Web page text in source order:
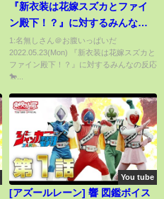
『新衣装は花嫁スズカとファイ
ン殿下！？』に対するみんなの
反応🐎まとめ【ウマ娘プリティ
ーダービー】【レイミン】
1:名無しさん＠お腹いっぱいだ
2022.05.23(Mon) 『新衣装は花嫁スズカと
ファイン殿下！？』に対するみんなの反応
🐎...
You tube
[アズールレーン] 響 図鑑ボイス